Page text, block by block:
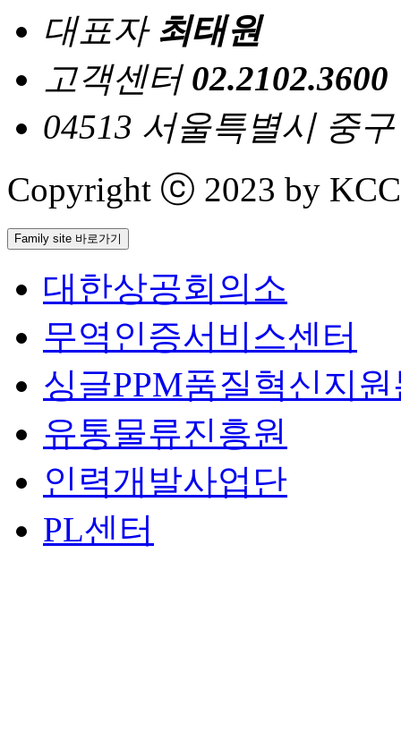
대표자 최태원
고객센터 02.2102.3600
04513 서울특별시 중
Copyright ⓒ 2023 by
Family site 바로가기
대한상공회의소
무역인증서비스센터
싱글PPM품질혁신지
유통물류진흥원
인력개발사업단
PL센터